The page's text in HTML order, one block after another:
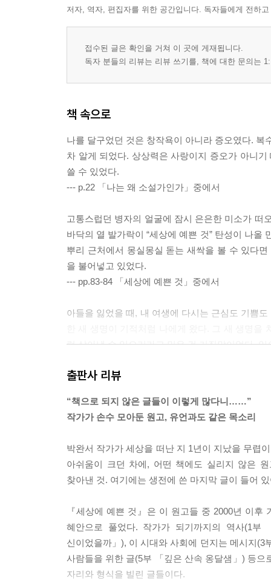
저자, 역자, 편집자를 위한 공간입니다. 독자들에게 전하
접수된 글은 확인을 거쳐 이 곳에 게재됩니다.
독자 분들의 리뷰는 리뷰 쓰기를, 책에 대한 문의는
책 속으로
나를 달구었던 것은 창작욕이 아니라 증오였다.
차 알게 되었다. 상상력은 사랑이지 증오가 아니
쓸 수 있었다.
--- p.22 「나는 왜 소설가인가」중에서
고통스럽던 병자의 얼굴에 잠시 은은한 미소가 떠
바닥의 열 발가락이 “세상에 예쁜 것” 탄성이 나
뿌리 근처에서 몽실몽실 돋는 새싹을 볼 수 있다
을 불어넣고 있었다.
--- pp.83-84 「세상에 예쁜 것」중에서
아들을 잃었을 때, 내 여생에 다시는 근심도 기쁨
럼 살아낼 수 있으리라고 믿은 건 거짓말이었다.
--- pp.114-115 「내 기억의 창고」중에서
이제 내가 좋아하는 사람은 이 세상보다 저세상
시 나를 좋아하고 사랑해주었다고 생각하면 인생
--- pp.237-238 「의연한 나목을 볼 때마다」중에서
출판사 리뷰
“책으로 되지 않은 글들이 이렇게 많다니……”
작가가 손수 모아둔 원고, 유언과도 같은 목소리
박완서 작가가 세상을 떠난 지 1년이 지났을 무렵
아쉬움이 크던 차에, 어떤 책에도 실리지 않은
찾아낸 것. 여기에는 생전에 쓴 마지막 글이 들어
『세상에 예쁜 것』은 이 원고들 중 2000년 이
혜안으로 풀었다. 작가가 되기까지의 역사(1
신이었을까」), 이 시대와 사회에 던지는 메시지
사람들을 위한 글(5부 「깊은 산속 옹달샘」) 등
자리와 형식을 빌린 글들이다.